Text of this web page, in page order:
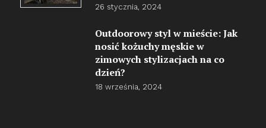
26 stycznia, 2024
Outdoorowy styl w mieście: Jak
nosić kożuchy męskie w
zimowych stylizacjach na co
dzień?
18 września, 2024